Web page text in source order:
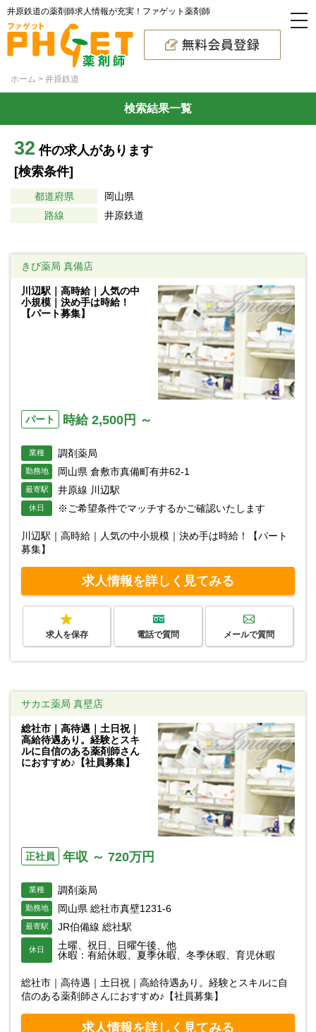
井原鉄道の薬剤師求人情報が充実！ファゲット薬剤師
ホーム 井原鉄道
検索結果一覧
32 件の求人があります
[検索条件]
都道府県
岡山県
路線
井原鉄道
きび薬局 真備店
川辺駅｜高時給｜人気の中
小規模｜決め手は時給！
【パート募集】
パート 時給 2,500円 ～
業種 調剤薬局
勤務地 岡山県 倉敷市真備町有井62-1
最寄駅 井原線 川辺駅
休日 ※ご希望条件でマッチするかご確認いたします
川辺駅｜高時給｜人気の中小規模｜決め手は時給！【パート
募集】
求人情報を詳しく見てみる
求人を保存 電話で質問 メールで質問
サカエ薬局 真壁店
総社市｜高待遇｜土日祝｜
高給待遇あり。経験とスキ
ルに自信のある薬剤師さん
におすすめ♪【社員募集】
正社員 年収 ～ 720万円
業種 調剤薬局
勤務地 岡山県 総社市真壁1231-6
最寄駅 JR伯備線 総社駅
休日
土曜、祝日、日曜午後、他
休暇：有給休暇、夏季休暇、冬季休暇、育児休暇
総社市｜高待遇｜土日祝｜高給待遇あり。経験とスキルに自
信のある薬剤師さんにおすすめ♪【社員募集】
求人情報を詳しく見てみる